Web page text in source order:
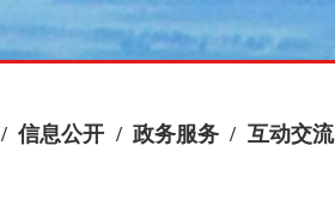
/ 信息公开 / 政务服务 / 互动交流